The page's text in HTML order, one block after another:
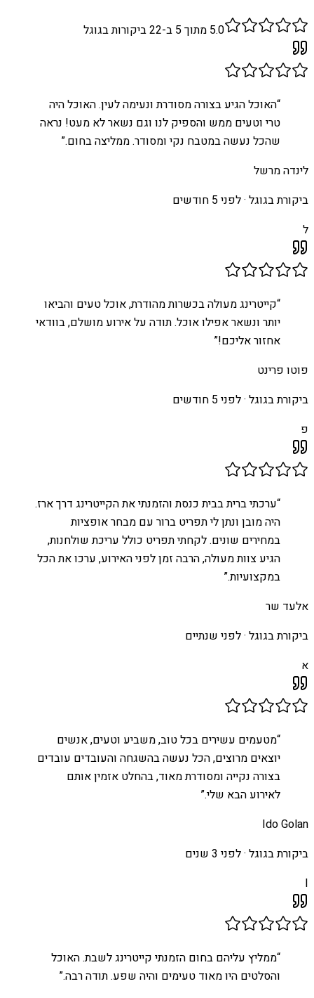
5.0 מתוך 5 ב- 22ביקורות בגוגל
“האוכל הגיע בצורה מסודרת ונעימה לעין. האוכל היה
טרי וטעים ממש והספיק לנו וגם נשאר לא מעט! נראה
שהכל נעשה במטבח נקי ומסודר. ממליצה בחום.”
לינדה מרשל
ביקורת בגוגל ·לפני 5 חודשים
ל
“קייטרינג מעולה בכשרות מהודרת, אוכל טעים והביאו
יותר ונשאר אפילו אוכל. תודה על אירוע מושלם, בוודאי
אחזור אליכם!”
פוטו פרינט
ביקורת בגוגל ·לפני 5 חודשים
פ
“ערכתי ברית בבית כנסת והזמנתי את הקייטרינג דרך ארז.
היה מובן ונתן לי תפריט ברור עם מבחר אופציות
במחירים שונים. לקחתי תפריט כולל עריכת שולחנות,
הגיע צוות מעולה, הרבה זמן לפני האירוע, ערכו את הכל
במקצועיות.”
אלעד שר
ביקורת בגוגל ·לפני שנתיים
א
“מטעמים עשירים בכל טוב, משביע וטעים, אנשים
יוצאים מרוצים, הכל נעשה בהשגחה והעובדים עובדים
בצורה נקייה ומסודרת מאוד, בהחלט אזמין אותם
לאירוע הבא שלי.”
Ido Golan
ביקורת בגוגל ·לפני 3 שנים
I
“ממליץ עליהם בחום הזמנתי קייטרינג לשבת. האוכל
והסלטים היו מאוד טעימים והיה שפע. תודה רבה.”